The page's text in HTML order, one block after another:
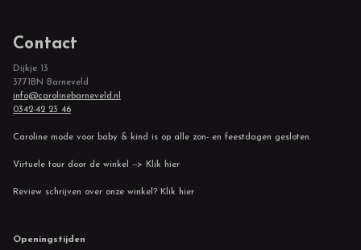
Contact
Dijkje 13
3771BN Barneveld
info@carolinebarneveld.nl
0342-42 23 46
Caroline mode voor baby & kind is op alle zon- en feestdagen gesloten.
Virtuele tour door de winkel --> Klik hier
Review schrijven over onze winkel? Klik hier
Openingstijden